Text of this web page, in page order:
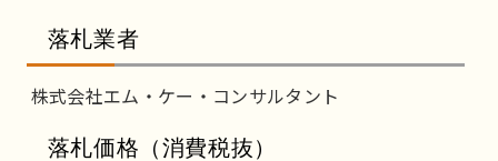
落札業者
株式会社エム・ケー・コンサルタント
落札価格（消費税抜）